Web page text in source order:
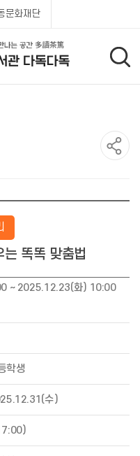
문화재단
똑똑 맞춤법
~ 2025.12.23(화) 10:00
학생
수)